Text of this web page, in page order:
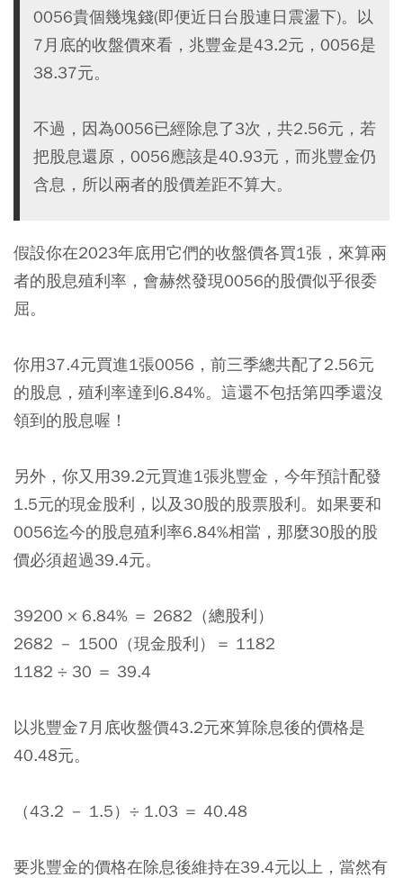
0056貴個幾塊錢(即便近日台股連日震盪下)。以
7月底的收盤價來看，兆豐金是43.2元，0056是
38.37元。
不過，因為0056已經除息了3次，共2.56元，若
把股息還原，0056應該是40.93元，而兆豐金仍
含息，所以兩者的股價差距不算大。
假設你在2023年底用它們的收盤價各買1張，來算兩
者的股息殖利率，會赫然發現0056的股價似乎很委
屈。
你用37.4元買進1張0056，前三季總共配了2.56元
的股息，殖利率達到6.84%。這還不包括第四季還沒
領到的股息喔！
另外，你又用39.2元買進1張兆豐金，今年預計配發
1.5元的現金股利，以及30股的股票股利。如果要和
0056迄今的股息殖利率6.84%相當，那麼30股的股
價必須超過39.4元。
39200 × 6.84% ＝ 2682（總股利）
2682 － 1500（現金股利）＝ 1182
1182 ÷ 30 ＝ 39.4
以兆豐金7月底收盤價43.2元來算除息後的價格是
40.48元。
（43.2 － 1.5）÷ 1.03 ＝ 40.48
要兆豐金的價格在除息後維持在39.4元以上，當然有